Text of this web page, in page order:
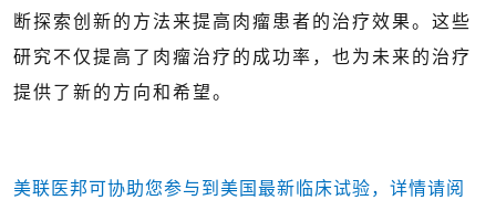
断探索创新的方法来提高肉瘤患者的治疗效果。这些
研究不仅提高了肉瘤治疗的成功率，也为未来的治疗
提供了新的方向和希望。
美联医邦可协助您参与到美国最新临床试验，详情请阅